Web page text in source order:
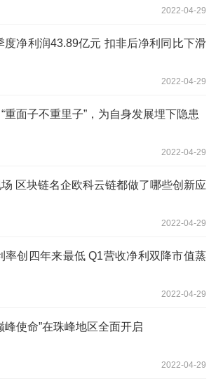
2022-04-29
度净利润43.89亿元 扣非后净利同比下滑
2022-04-29
重面子不重里子”，为自身发展埋下隐患
2022-04-29
区块链名企欧科云链都做了哪些创新应
2022-04-29
率创四年来最低 Q1营收净利双降市值蒸
2022-04-29
峰使命”在珠峰地区全面开启
2022-04-29